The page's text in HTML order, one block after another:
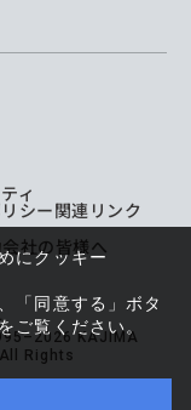
にクッキー
「同意する」ボタ
ご覧ください。
ィ
シー関連リンク
社の皆様へ
KAJIMA
All Rights